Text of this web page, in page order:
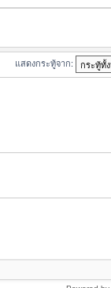
แสดงกระทู้จาก: